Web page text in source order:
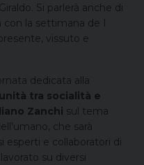
Si parlerà anche di
la settimana de I
vissuto e
dedicata alla
tra socialità e
Zanchi sul tema
che sarà
esperti e collaboratori di
su diversi